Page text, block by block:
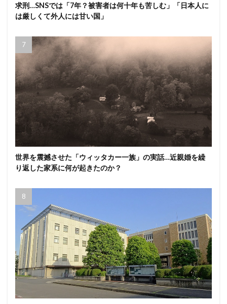
求刑…SNSでは「7年？被害者は何十年も苦しむ」「日本人に
は厳しくて外人には甘い国」
世界を震撼させた「ウィッタカー一族」の実話…近親婚を繰
り返した家系に何が起きたのか？